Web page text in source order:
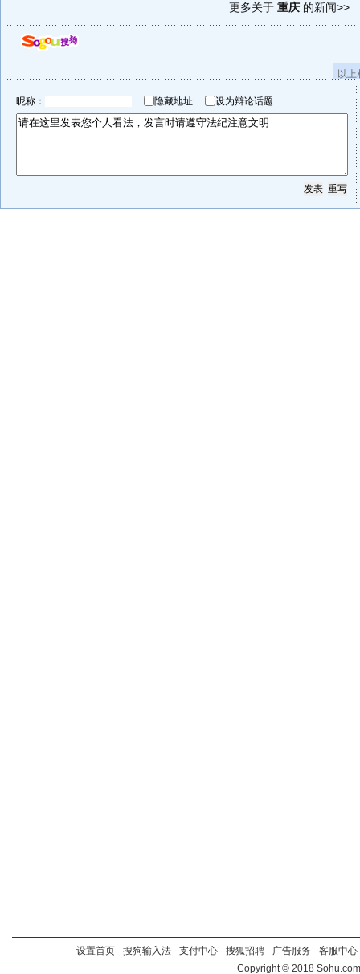
更多关于 重庆 的新闻>>
以
昵称： 隐藏地址 设为辩论话题
设置首页 - 搜狗输入法 - 支付中心 - 搜狐招聘 - 广告服务 - 客服中心
Copyright©2018